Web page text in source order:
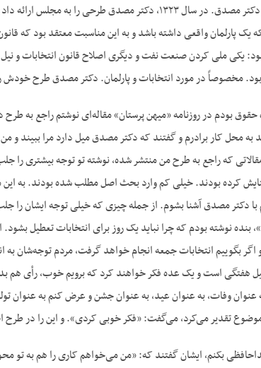
مختلف و برای حمایت از دکتر مصدق. در سال ۱۳۲۳،
یک پارلمان واقعی داشته باشد و به این مناسبت معتقد بود که
مخصوصاً در مورد انتخابات و پارلمان. دکتر مصدق طرح
بودم در روزنامه «میهن پرستان» مقاله‌ای نوشتم راجع به
به محل کار برادرم و گفتند که دکتر مصدق میل دارد مرا
که راجع به طرح من منتشر شده، نوشته تو توجه بیشتری را
کرده بودند. خیلی کم وارد بحث اصل مطلب شده بودند. به
دکتر مصدق آشنا بشوم. از جمله چیزی که خیلی توجه ایشان را
بنده نوشته بودم که چرا نباید یک روز برای انتخابات تعطیل
بگوییم انتخابات جمعه انجام خواهد گرفت، مردم توجه‌شان
هفتگی است و یک عده فکر خواهند کرد که برویم خوب، رأی هم
عنوان وفات، به عنوان عید، به عنوان جشن و عرض کنم به عنوان
تقدیر می‌کرد، می‌گفت: «فکر خوبی کردی». و این را در طرح
بکنم، ایشان گفتند که: «من می‌خواهم کاری را هم به تو